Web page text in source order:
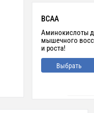
ВСАА
Аминокислоты
мышечного
и роста!
Выбрать